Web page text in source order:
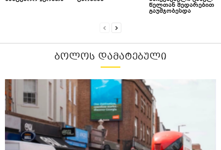
წელთან შედარებით
გაუმჯობესდა
ᲑᲝᲚᲝᲡ ᲓᲐᲛᲐᲢᲔᲑᲣᲚᲘ